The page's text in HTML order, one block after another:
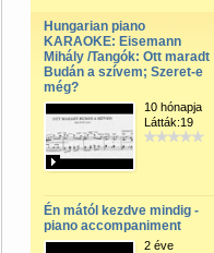
Hungarian piano
KARAOKE: Eisemann
Mihály /Tangók: Ott maradt
Budán a szívem; Szeret-e
még?
10 hónapja
Látták:19
Én mától kezdve mindig -
piano accompaniment
2 éve